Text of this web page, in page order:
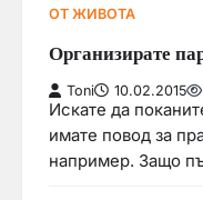
ОТ ЖИВОТА
Организирате
Toni 10.02.2015
Искате да
имате повод за
например. Защо